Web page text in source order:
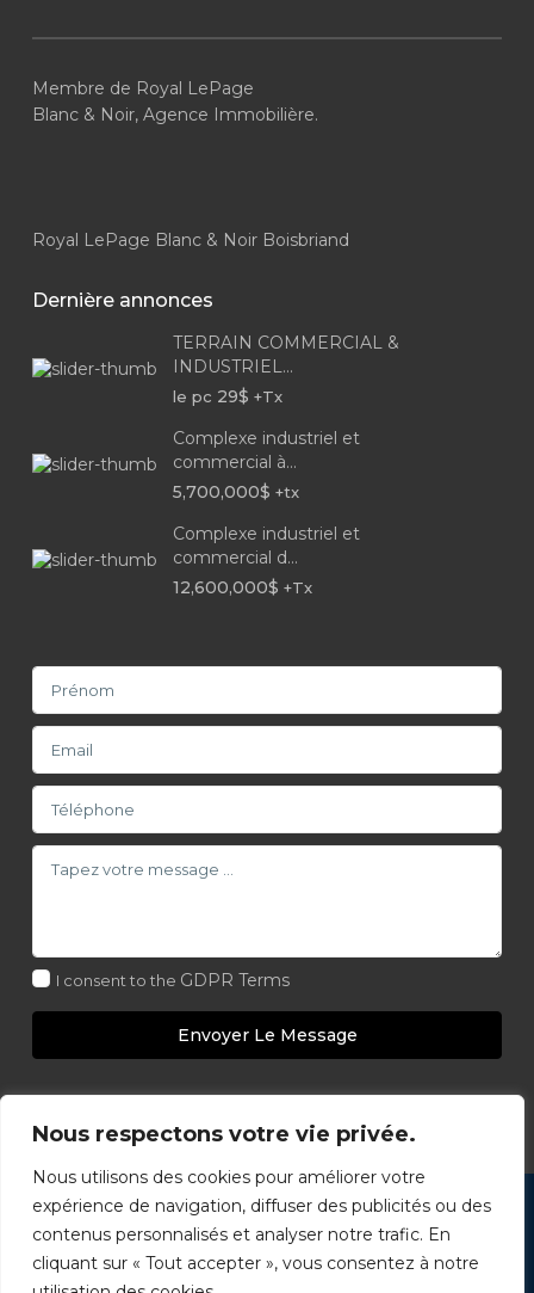
Nous respectons votre vie privée.
Nous utilisons des cookies pour améliorer votre
expérience de navigation, diffuser des publicités ou des
contenus personnalisés et analyser notre trafic. En
cliquant sur « Tout accepter », vous consentez à notre
Membre de Royal LePage
Blanc & Noir, Agence Immobilière.
Royal LePage Blanc & Noir Boisbriand
Dernière annonces
TERRAIN COMMERCIAL &
INDUSTRIEL...
le pc 29$ +Tx
Complexe industriel et
commercial à...
5,700,000$ +tx
Complexe industriel et
commercial d...
12,600,000$ +Tx
I consent to the GDPR Terms
Envoyer Le Message
Copyright 2026 - Club Elite Immobilier - Groupe
Immobilier Select. Immobilier Commercial - Tous droits
réservés - www.ImmobilierSelect.com